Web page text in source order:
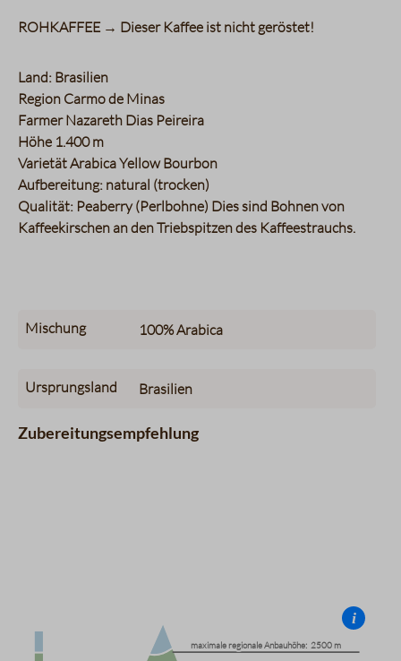
ROHKAFFEE → Dieser Kaffee ist nicht geröstet!
Land: Brasilien
Region Carmo de Minas
Farmer Nazareth Dias Peireira
Höhe 1.400 m
Varietät Arabica Yellow Bourbon
Aufbereitung: natural (trocken)
Qualität: Peaberry (Perlbohne) Dies sind Bohnen von
Kaffeekirschen an den Triebspitzen des Kaffeestrauchs.
Mischung 100%Arabica
Ursprungsland Brasilien
Zubereitungsempfehlung
i
Infografik eines Berges, die die Anbauhöhe des Kaffees
maximale regionale Anbauhöhe: 2500 m
maximale regionale Anbauhöhe: 2500 m